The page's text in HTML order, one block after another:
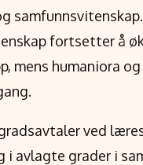
fortsetter å
mens humaniora
ved
i avlagte grader i